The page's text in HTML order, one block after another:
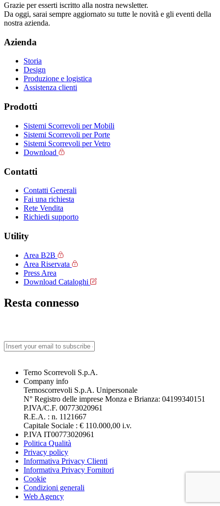
Grazie per esserti iscritto alla nostra newsletter.
Da oggi, sarai sempre aggiornato su tutte le novità e gli eventi della
nostra azienda.
Azienda
Storia
Design
Produzione e logistica
Assistenza clienti
Prodotti
Sistemi Scorrevoli per Mobili
Sistemi Scorrevoli per Porte
Sistemi Scorrevoli per Vetro
Download
Contatti
Contatti Generali
Fai una richiesta
Rete Vendita
Richiedi supporto
Utility
Area B2B
Area Riservata
Press Area
Download Cataloghi
Resta connesso
Terno Scorrevoli S.p.A.
Company info
Ternoscorrevoli S.p.A. Unipersonale
N° Registro delle imprese Monza e Brianza: 04199340151
P.IVA/C.F. 00773020961
R.E.A. : n. 1121667
Capitale Sociale : € 110.000,00 i.v.
P.IVA IT00773020961
Politica Qualità
Privacy policy
Informativa Privacy Clienti
Informativa Privacy Fornitori
Cookie
Condizioni generali
Web Agency